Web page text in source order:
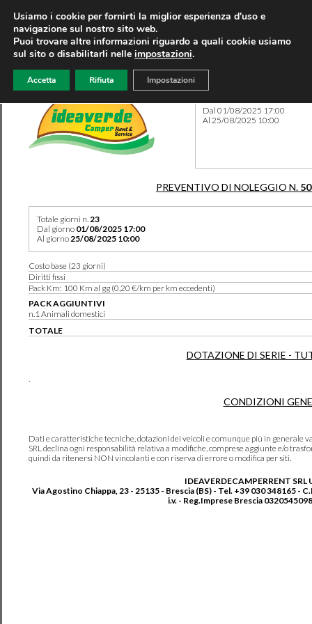
Dal 01/08/2025 17:00
Al 25/08/2025 10:00
PREVENTIVO DI NOLEGGIO N.
Totale giorni n.23
Dal giorno 01/08/2025 17:00
Al giorno25/08/2025 10:00
Costo base (23 giorni)
Diritti fissi
Pack Km: 100 Km al gg (0,20 €/km per km eccedenti)
PACK AGGIUNTIVI
n.1 Animali domestici
TOTALE
DOTAZIONE DI SERIE -
CONDIZIONI
Dati e caratteristiche tecniche, dotazioni dei veicoli e comunque più in generale
SRL declina ogni responsabilità relativa a modifiche, comprese aggiunte e/o
quindi da ritenersi NON vincolanti e con riserva di errore o modifica per siti.
IDEAVERDECAMPERRENT SRL
Via Agostino Chiappa, 23 - 25135 - Brescia (BS) - Tel. +39 030 348165 -
i.v. - Reg.Imprese Brescia
Usiamo i cookie per fornirti la miglior esperienza d'uso e
navigazione sul nostro sito web.
Puoi trovare altre informazioni riguardo a quali cookie usiamo
sul sito o disabilitarli nelle impostazioni.
Accetta Rifiuta Impostazioni